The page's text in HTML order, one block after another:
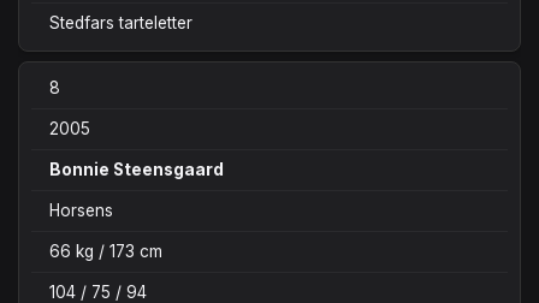
Stedfars tarteletter
8
2005
Bonnie Steensgaard
Horsens
66 kg / 173 cm
104 / 75 / 94